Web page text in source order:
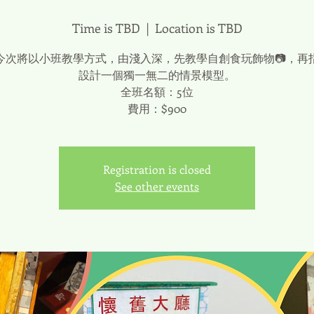
Time is TBD
  |
Location is TBD
次將以小班教學方式，由淺入深，先教學自創食玩飾物📷，再
設計一個獨一無二的情景模型。
全班名額：5位
費用：$900
Registration is closed
See other events